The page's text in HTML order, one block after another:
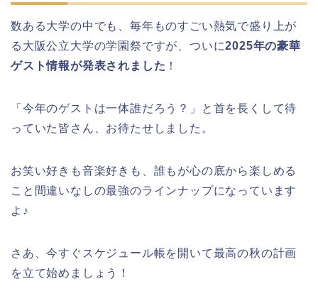
数ある大学の中でも、毎年ものすごい熱気で盛り上が
る大阪公立大学の学園祭ですが、ついに2025年の豪華
ゲスト情報が発表されました ！
「今年のゲストは一体誰だろう？」と首を長くして待
っていた皆さん、お待たせしました。
お笑い好きも音楽好きも、誰もが心の底から楽しめる
こと間違いなしの最強のラインナップになっています
よ♪
さあ、今すぐスケジュール帳を開いて最高の秋の計画
を立て始めましょう！